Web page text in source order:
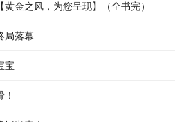
金之风，为您呈现】（全书完）
局落幕
宝